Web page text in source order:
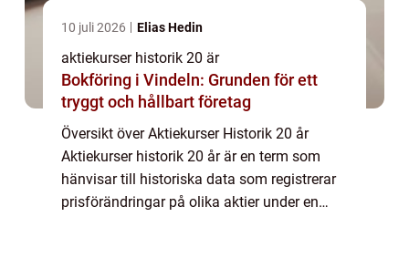
10 juli 2026 Elias Hedin
aktiekurser historik 20 är
Bokföring i Vindeln: Grunden för ett
tryggt och hållbart företag
Översikt över Aktiekurser Historik 20 år
Aktiekurser historik 20 år är en term som
hänvisar till historiska data som registrerar
prisförändringar på olika aktier under en